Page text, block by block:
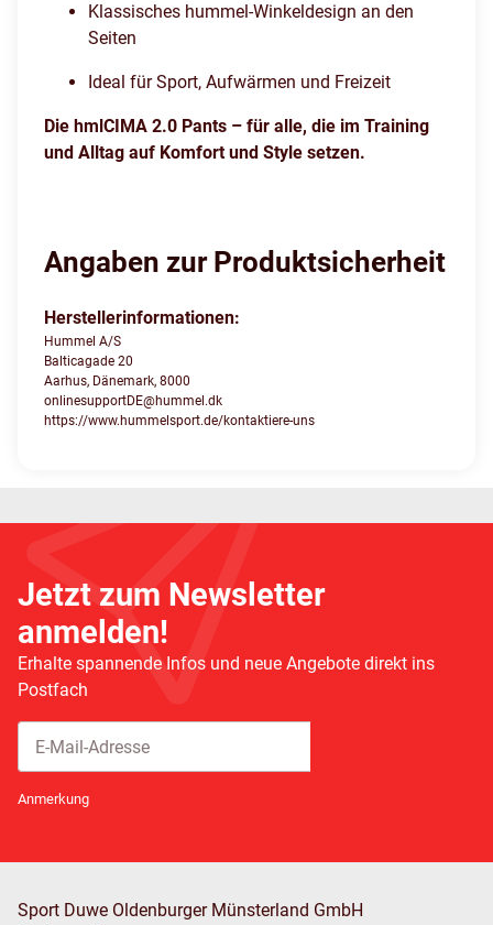
Klassisches hummel-Winkeldesign an den
Seiten
Ideal für Sport, Aufwärmen und Freizeit
Die hmlCIMA 2.0 Pants – für alle, die im Training
und Alltag auf Komfort und Style setzen.
Angaben zur Produktsicherheit
Herstellerinformationen:
Hummel A/S
Balticagade 20
Aarhus, Dänemark, 8000
onlinesupportDE@hummel.dk
https://www.hummelsport.de/kontaktiere-uns
Jetzt zum Newsletter
anmelden!
Erhalte spannende Infos und neue Angebote direkt ins
Postfach
Anmerkung
Sport Duwe Oldenburger Münsterland GmbH